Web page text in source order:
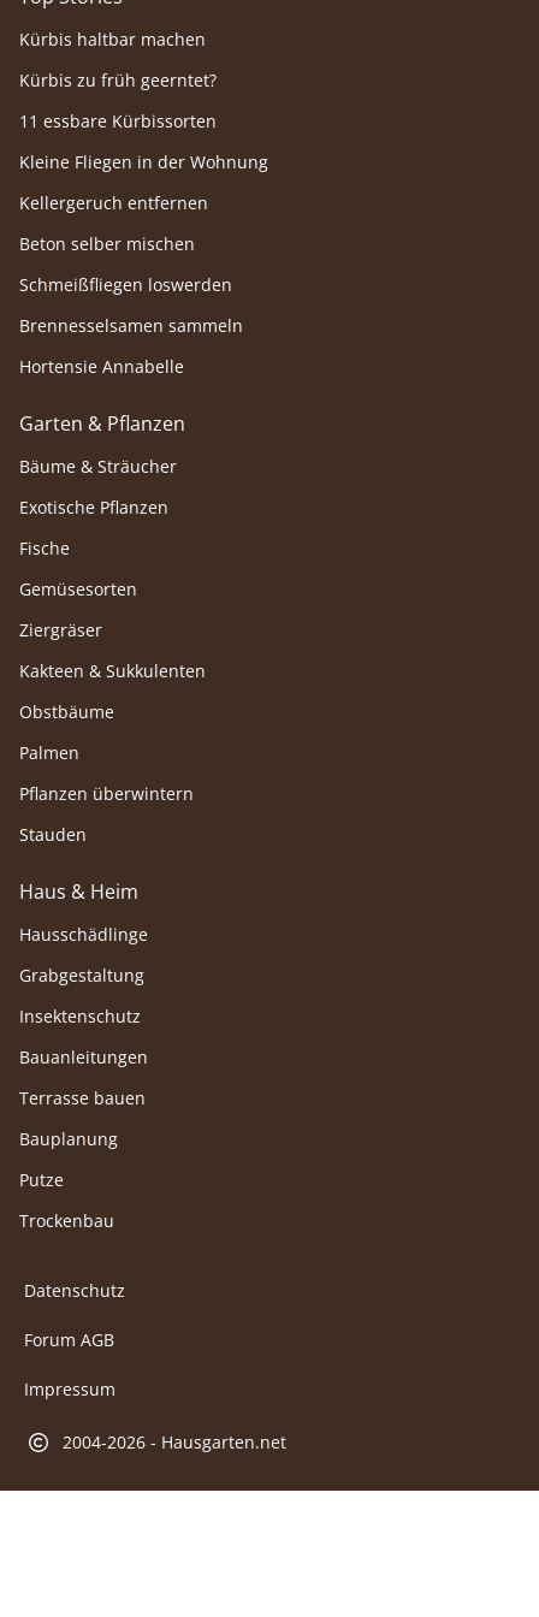
Kürbis haltbar machen
Kürbis zu früh geerntet?
11 essbare Kürbissorten
Kleine Fliegen in der Wohnung
Kellergeruch entfernen
Beton selber mischen
Schmeißfliegen loswerden
Brennesselsamen sammeln
Hortensie Annabelle
Garten & Pflanzen
Bäume & Sträucher
Exotische Pflanzen
Fische
Gemüsesorten
Ziergräser
Kakteen & Sukkulenten
Obstbäume
Palmen
Pflanzen überwintern
Stauden
Haus & Heim
Hausschädlinge
Grabgestaltung
Insektenschutz
Bauanleitungen
Terrasse bauen
Bauplanung
Putze
Trockenbau
Datenschutz
Forum AGB
Impressum
2004-2026 - Hausgarten.net